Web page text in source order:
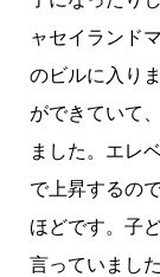
ャセイランド
のビルに入り
ができていて
ました。エレ
で上昇するの
ほどです。子
言っていました